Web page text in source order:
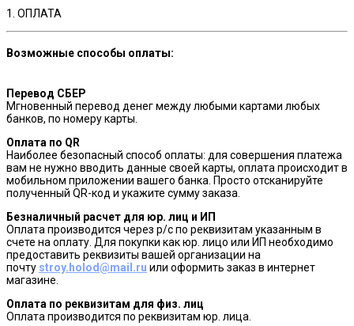
1. ОПЛАТА
Возможные способы оплаты:
Перевод СБЕР
Мгновенный перевод денег между любыми картами любых
банков, по номеру карты.
Оплата по QR
Наиболее безопасный способ оплаты: для совершения платежа
вам не нужно вводить данные своей карты, оплата происходит в
мобильном приложении вашего банка. Просто отсканируйте
полученный QR-код и укажите сумму заказа.
Безналичный расчет для юр. лиц и ИП
Оплата производится через р/с по реквизитам указанным в
счете на оплату. Для покупки как юр. лицо или ИП необходимо
предоставить реквизиты вашей организации на
почту stroy.holod@mail.ru или оформить заказ в интернет
магазине.
Оплата по реквизитам для физ. лиц
Оплата производится по реквизитам юр. лица.